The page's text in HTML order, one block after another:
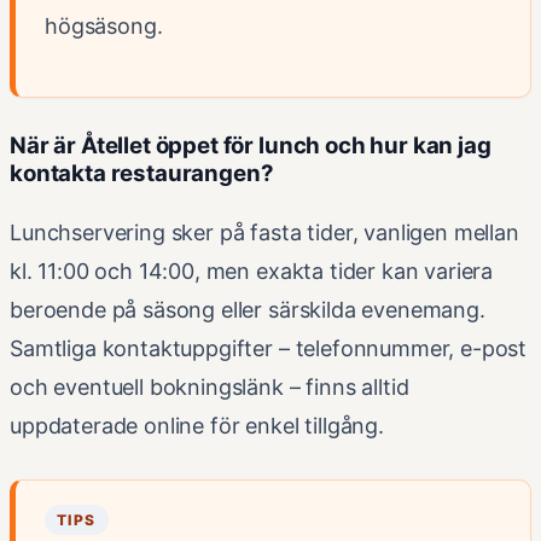
högsäsong.
När är Åtellet öppet för lunch och hur kan jag
kontakta restaurangen?
Lunchservering sker på fasta tider, vanligen mellan
kl. 11:00 och 14:00, men exakta tider kan variera
beroende på säsong eller särskilda evenemang.
Samtliga kontaktuppgifter – telefonnummer, e-post
och eventuell bokningslänk – finns alltid
uppdaterade online för enkel tillgång.
TIPS